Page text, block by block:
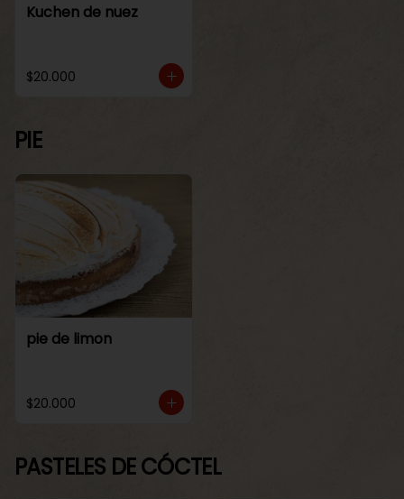
Kuchen de nuez
$20.000
PIE
pie de limon
$20.000
PASTELES DE CÓCTEL